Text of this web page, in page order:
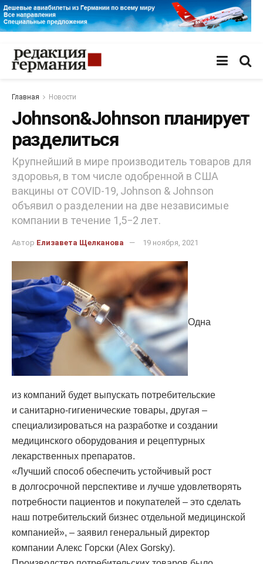
Главная Новости
Johnson&Johnson планирует
разделиться
Крупнейший в мире производитель товаров для
здоровья, в том числе одобренной в США
вакцины от COVID-19, Johnson & Johnson
объявил о разделении на две независимые
компании в течение 1,5−2 лет.
Автор Елизавета Щелканова 19 ноября, 2021
Одна
из компаний будет выпускать потребительские
и санитарно-гигиенические товары, другая –
специализироваться на разработке и создании
медицинского оборудования и рецептурных
лекарственных препаратов.
«Лучший способ обеспечить устойчивый рост
в долгосрочной перспективе и лучше удовлетворять
потребности пациентов и покупателей – это сделать
наш потребительский бизнес отдельной медицинской
компанией», – заявил генеральный директор
компании Алекс Горски (Alex Gorsky).